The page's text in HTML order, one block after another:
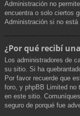
Administración no
encuentra o solo ciertos
Administración si no está
¿Por qué recibí
Los administradores de
su sitio. Si ha
Por favor recuerde que
foro, y phpBB Limited no
en este sitio.
seguro de porqué fue